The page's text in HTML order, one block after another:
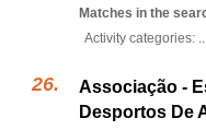
Matches in the
Activity categories:
Associação -
Desportos De